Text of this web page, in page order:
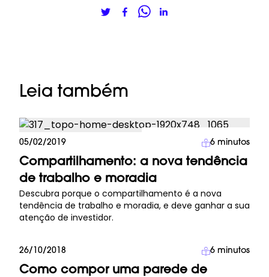
Leia também
Cidade Colaborativa
05/02/2019 6 minutos
Compartilhamento: a nova tendência
de trabalho e moradia
Descubra porque o compartilhamento é a nova
tendência de trabalho e moradia, e deve ganhar a sua
atenção de investidor.
26/10/2018 6 minutos
Como compor uma parede de